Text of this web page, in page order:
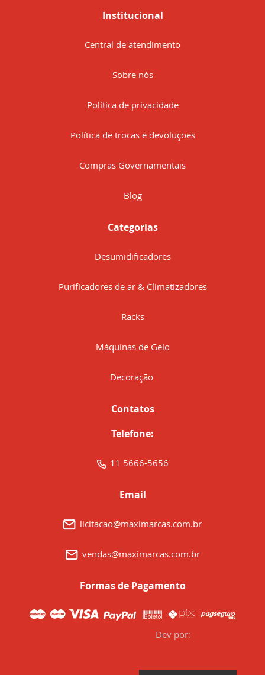
Institucional
Central de atendimento
Sobre nós
Política de privacidade
Política de trocas e devoluções
Compras Governamentais
Blog
Categorias
Desumidificadores
Purificadores de ar & Climatizadores
Racks
Máquinas de Gelo
Decoração
Contatos
Telefone:
11 5666-5656
Email
licitacao@maximarcas.com.br
vendas@maximarcas.com.br
Formas de Pagamento
Dev por: